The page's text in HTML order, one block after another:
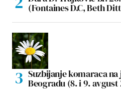
(Fontaines D.C, Beth
Suzbijanje komaraca
Beogradu (8. i 9. avgust